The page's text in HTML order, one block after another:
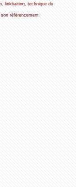
, linkbaiting, technique du
référencement